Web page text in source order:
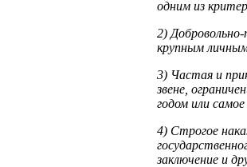
одним из
2)
крупным
3) Частая и
звене,
годом или
4) Строгое
заключение и